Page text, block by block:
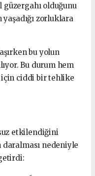
olduğunu
zorluklara
bu yolun
Bu durum hem
ciddi bir tehlike
etkilendiğini
daralması nedeniyle